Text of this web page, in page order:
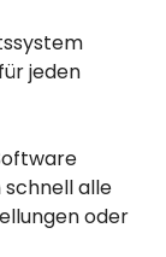
jeden
schnell alle
oder